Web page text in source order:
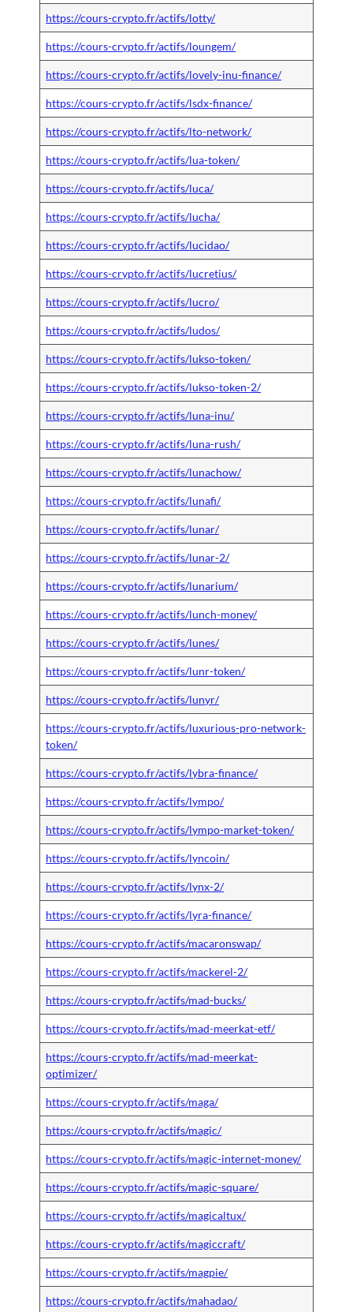
https://cours-crypto.fr/actifs/lotty/
https://cours-crypto.fr/actifs/loungem/
https://cours-crypto.fr/actifs/lovely-inu-finance/
https://cours-crypto.fr/actifs/lsdx-finance/
https://cours-crypto.fr/actifs/lto-network/
https://cours-crypto.fr/actifs/lua-token/
https://cours-crypto.fr/actifs/luca/
https://cours-crypto.fr/actifs/lucha/
https://cours-crypto.fr/actifs/lucidao/
https://cours-crypto.fr/actifs/lucretius/
https://cours-crypto.fr/actifs/lucro/
https://cours-crypto.fr/actifs/ludos/
https://cours-crypto.fr/actifs/lukso-token/
https://cours-crypto.fr/actifs/lukso-token-2/
https://cours-crypto.fr/actifs/luna-inu/
https://cours-crypto.fr/actifs/luna-rush/
https://cours-crypto.fr/actifs/lunachow/
https://cours-crypto.fr/actifs/lunafi/
https://cours-crypto.fr/actifs/lunar/
https://cours-crypto.fr/actifs/lunar-2/
https://cours-crypto.fr/actifs/lunarium/
https://cours-crypto.fr/actifs/lunch-money/
https://cours-crypto.fr/actifs/lunes/
https://cours-crypto.fr/actifs/lunr-token/
https://cours-crypto.fr/actifs/lunyr/
https://cours-crypto.fr/actifs/luxurious-pro-network-
token/
https://cours-crypto.fr/actifs/lybra-finance/
https://cours-crypto.fr/actifs/lympo/
https://cours-crypto.fr/actifs/lympo-market-token/
https://cours-crypto.fr/actifs/lyncoin/
https://cours-crypto.fr/actifs/lynx-2/
https://cours-crypto.fr/actifs/lyra-finance/
https://cours-crypto.fr/actifs/macaronswap/
https://cours-crypto.fr/actifs/mackerel-2/
https://cours-crypto.fr/actifs/mad-bucks/
https://cours-crypto.fr/actifs/mad-meerkat-etf/
https://cours-crypto.fr/actifs/mad-meerkat-
optimizer/
https://cours-crypto.fr/actifs/maga/
https://cours-crypto.fr/actifs/magic/
https://cours-crypto.fr/actifs/magic-internet-money/
https://cours-crypto.fr/actifs/magic-square/
https://cours-crypto.fr/actifs/magicaltux/
https://cours-crypto.fr/actifs/magiccraft/
https://cours-crypto.fr/actifs/magpie/
https://cours-crypto.fr/actifs/mahadao/